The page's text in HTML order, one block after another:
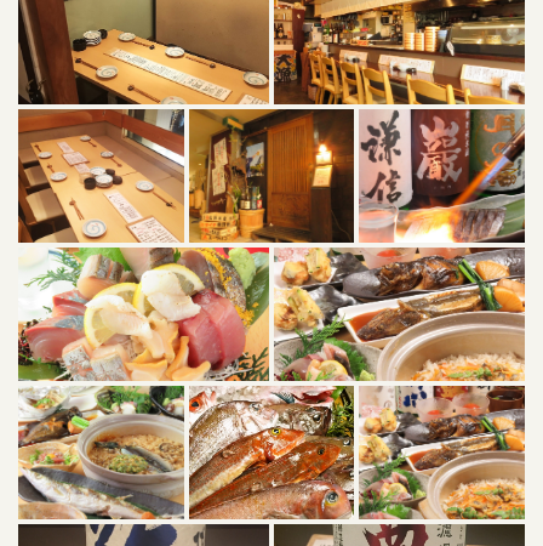
この店舗情報をシェアする
写真 | 居魚屋うおはん 立町店
広島県広島市中区立町５－７Gハウス 2F
https://uohan.owst.jp/gallery
お店情報をコピー
閉じる